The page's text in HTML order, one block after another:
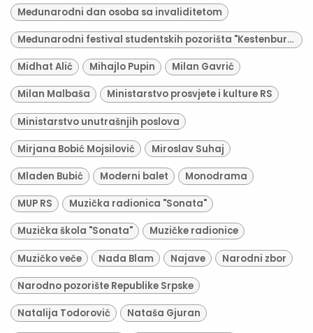
Međunarodni dan osoba sa invaliditetom
Međunarodni festival studentskih pozorišta "Kestenburg"
Midhat Alić Mihajlo Pupin Milan Gavrić
Milan Malbaša Ministarstvo prosvjete i kulture RS
Ministarstvo unutrašnjih poslova
Mirjana Bobić Mojsilović Miroslav Suhaj
Mladen Bubić Moderni balet Monodrama
MUP RS Muzička radionica "Sonata"
Muzička škola "Sonata" Muzičke radionice
Muzičko veče Nada Blam Najave Narodni zbor
Narodno pozorište Republike Srpske
Natalija Todorović Nataša Gjuran